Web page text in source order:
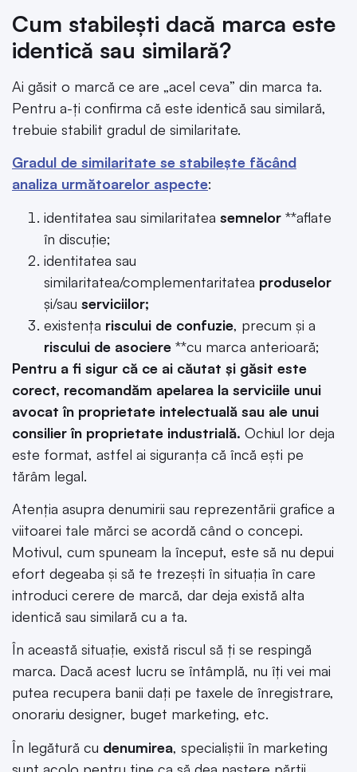
Cum stabilești dacă marca este
identică sau similară?
Ai găsit o marcă ce are „acel ceva” din marca ta.
Pentru a-ți confirma că este identică sau similară,
trebuie stabilit gradul de similaritate.
Gradul de similaritate se stabilește făcând
analiza următoarelor aspecte:
identitatea sau similaritatea semnelor **aflate
în discuție;
identitatea sau
similaritatea/complementaritatea produselor
și/sau serviciilor;
existența riscului de confuzie, precum și a
riscului de asociere **cu marca anterioară;
Pentru a fi sigur că ce ai căutat și găsit este
corect, recomandăm apelarea la serviciile unui
avocat în proprietate intelectuală sau ale unui
consilier în proprietate industrială. Ochiul lor deja
este format, astfel ai siguranța că încă ești pe
tărâm legal.
Atenția asupra denumirii sau reprezentării grafice a
viitoarei tale mărci se acordă când o concepi.
Motivul, cum spuneam la început, este să nu depui
efort degeaba și să te trezești în situația în care
introduci cerere de marcă, dar deja există alta
identică sau similară cu a ta.
În această situație, există riscul să ți se respingă
marca. Dacă acest lucru se întâmplă, nu îți vei mai
putea recupera banii dați pe taxele de înregistrare,
onorariu designer, buget marketing, etc.
În legătură cu denumirea, specialiștii în marketing